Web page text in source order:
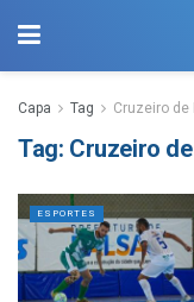
Capa Tag Cruzeiro de
Tag: Cruzeiro
ESPORTES